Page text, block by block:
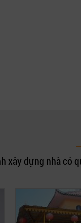
xây dựng nhà có